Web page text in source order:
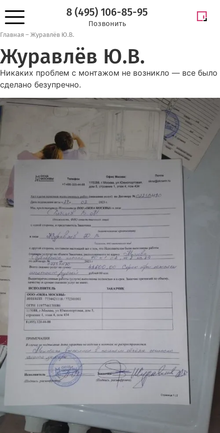
8 (495) 106-85-95
Позвонить
Главная – Журавлёв Ю.В.
Журавлёв Ю.В.
Никаких проблем с монтажом не возникло — все было
сделано безупречно.